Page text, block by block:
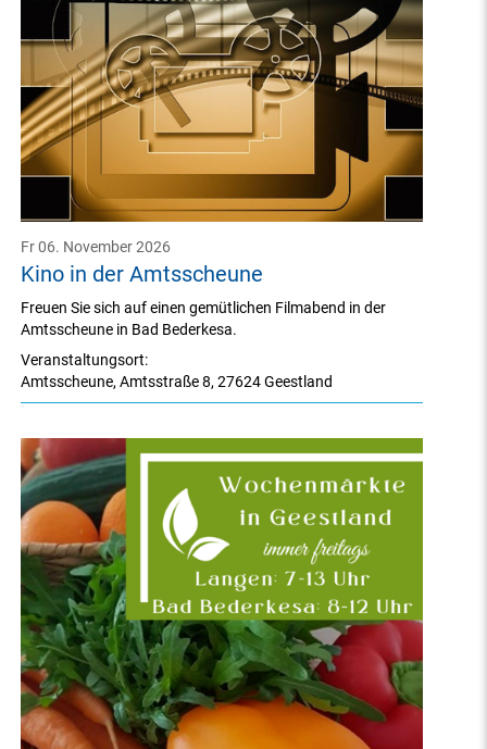
Kino in der Amtsscheune
Fr 06. November 2026
Veranstaltungsort:
Amtsscheune,Amtsstraße 8,27624 Geestland
Freuen Sie sich auf einen gemütlichen Filmabend in der
Amtsscheune in Bad Bederkesa.